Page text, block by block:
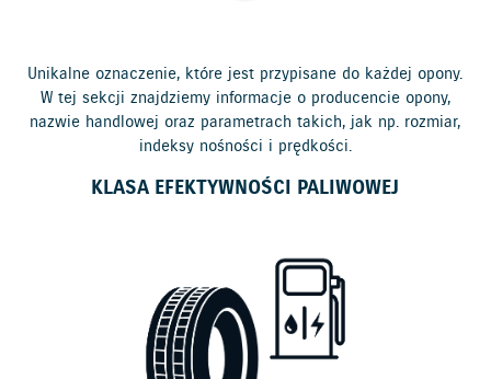
Unikalne oznaczenie, które jest przypisane do każdej opony.
W tej sekcji znajdziemy informacje o producencie opony,
nazwie handlowej oraz parametrach takich, jak np. rozmiar,
indeksy nośności i prędkości.
KLASA EFEKTYWNOŚCI PALIWOWEJ